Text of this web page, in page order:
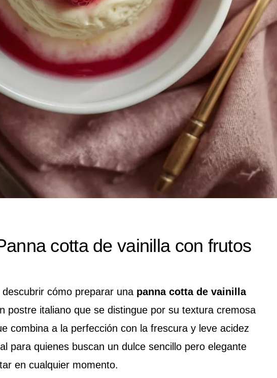
cotta de vainilla con frutos
descubrir cómo preparar una panna cotta de vainilla
postre italiano que se distingue por su textura cremosa
combina a la perfección con la frescura y leve acidez
para quienes buscan un dulce sencillo pero elegante
en cualquier momento.